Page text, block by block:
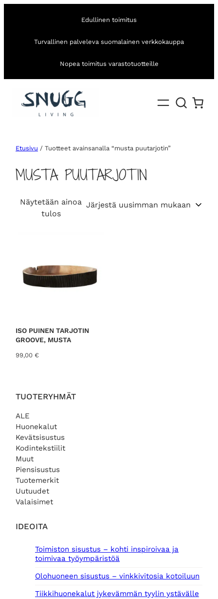
Edullinen toimitus
Turvallinen palveleva suomalainen verkkokauppa
Nopea toimitus varastotuotteille
TUOTERYHMÄT
ALE
Huonekalut
Kevätsisustus
Kodintekstiilit
Muut
Piensisustus
Tuotemerkit
Uutuudet
Valaisimet
IDEOITA
Toimiston sisustus – kohti inspiroivaa ja
toimivaa työympäristöä
Olohuoneen sisustus – vinkkivitosia kotoiluun
Tiikkihuonekalut jykevämmän tyylin ystävälle
Etusivu / Tuotteet avainsanalla “musta puutarjotin”
MUSTA PUUTARJOTIN
Näytetään ainoa
tulos
ISO PUINEN TARJOTIN
GROOVE, MUSTA
99,00 €